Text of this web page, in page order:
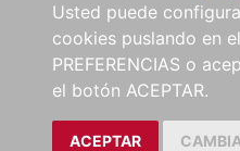
Usted puede
cookies puslando en
PREFERENCIAS o
el botón ACEPTAR.
ACEPTAR